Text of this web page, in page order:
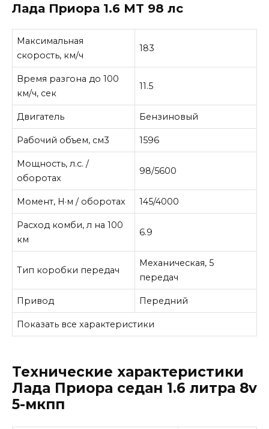
Лада Приора 1.6 MT 98 лс
Максимальная
скорость, км/ч
183
Время разгона до 100
км/ч, сек
11.5
Двигатель Бензиновый
Рабочий объем, см3 1596
Мощность, л.с. /
оборотах
98/5600
Момент, Н·м / оборотах 145/4000
Расход комби, л на 100
км
6.9
Тип коробки передач
Механическая, 5
передач
Привод Передний
Показать все характеристики
Технические характеристики
Лада Приора седан 1.6 литра 8v
5-мкпп